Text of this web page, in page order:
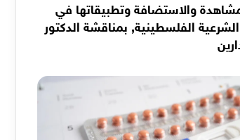
والاستضافة وتطبيقاتها في
الفلسطينية, بمناقشة الدكتور